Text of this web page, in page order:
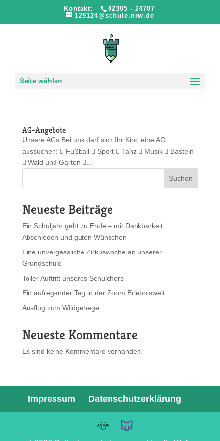
Kontakt:
02305 - 24707
129124@schule.nrw.de
Seite wählen
AG-Angebote
Unsere AGs Bei uns darf sich Ihr Kind eine AG
aussuchen:  Fußball  Sport  Tanz  Musik  Basteln
 Wald und Garten ...
Suchen
Neueste Beiträge
Ein Schuljahr geht zu Ende – mit Dankbarkeit,
Abschieden und guten Wünschen
Eine unvergessliche Zirkuswoche an unserer
Grundschule
Toller Auftritt unseres Schulchors
Ein aufregender Tag in der Zoom Erlebniswelt
Ausflug zum Wildgehege
Neueste Kommentare
Es sind keine Kommentare vorhanden.
Impressum Datenschutzerklärung